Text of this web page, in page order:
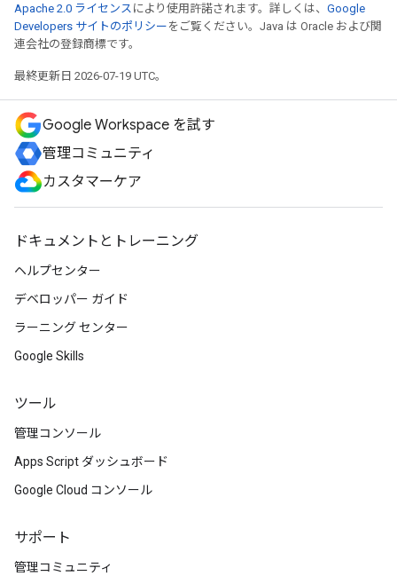
Apache 2.0 ライセンス により使用許諾されます。詳しくは、 Google
Developers サイトのポリシー をご覧ください。Java は Oracle および関
連会社の登録商標です。
最終更新日 2026-07-19 UTC。
Google Workspace を試す
管理コミュニティ
カスタマーケア
ドキュメントとトレーニング
ヘルプセンター
デベロッパー ガイド
ラーニング センター
Google Skills
ツール
管理コンソール
Apps Script ダッシュボード
Google Cloud コンソール
サポート
管理コミュニティ